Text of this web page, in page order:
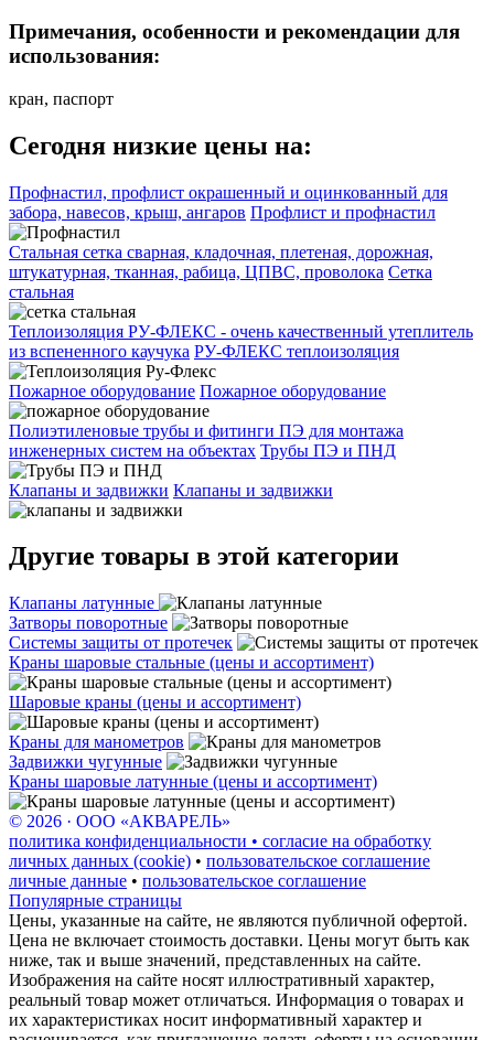
Примечания, особенности и рекомендации для
использования:
кран, паспорт
Сегодня низкие цены на:
Профнастил, профлист окрашенный и оцинкованный для
забора, навесов, крыш, ангаров Профлист и профнастил
Стальная сетка сварная, кладочная, плетеная, дорожная,
штукатурная, тканная, рабица, ЦПВС, проволока Сетка
стальная
Теплоизоляция РУ-ФЛЕКС - очень качественный утеплитель
из вспененного каучука РУ-ФЛЕКС теплоизоляция
Пожарное оборудование Пожарное оборудование
Полиэтиленовые трубы и фитинги ПЭ для монтажа
инженерных систем на объектах Трубы ПЭ и ПНД
Клапаны и задвижки Клапаны и задвижки
Другие товары в этой категории
Клапаны латунные
Затворы поворотные
Системы защиты от протечек
Краны шаровые стальные (цены и ассортимент)
Шаровые краны (цены и ассортимент)
Краны для манометров
Задвижки чугунные
Краны шаровые латунные (цены и ассортимент)
© 2026 · ООО «АКВАРЕЛЬ»
политика конфиденциальности • согласие на обработку
личных данных (cookie) • пользовательское соглашение
личные данные • пользовательское соглашение
Популярные страницы
Цены, указанные на сайте, не являются публичной офертой.
Цена не включает стоимость доставки. Цены могут быть как
ниже, так и выше значений, представленных на сайте.
Изображения на сайте носят иллюстративный характер,
реальный товар может отличаться. Информация о товарах и
их характеристиках носит информативный характер и